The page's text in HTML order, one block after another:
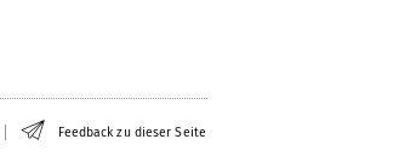
Feedback zu dieser Seite